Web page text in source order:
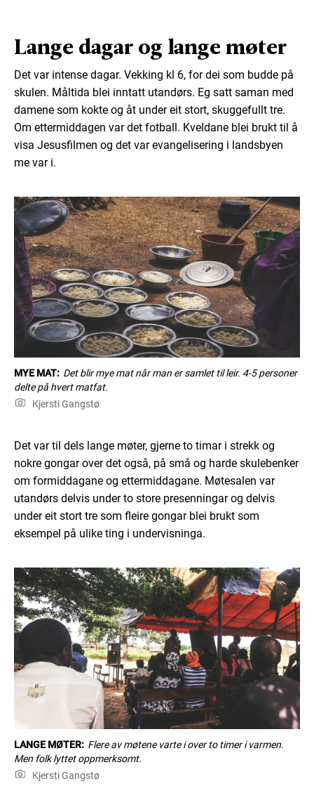
Lange dagar og lange møter
Det var intense dagar. Vekking kl 6, for dei som budde på
skulen. Måltida blei inntatt utandørs. Eg satt saman med
damene som kokte og åt under eit stort, skuggefullt tre.
Om ettermiddagen var det fotball. Kveldane blei brukt til å
visa Jesusfilmen og det var evangelisering i landsbyen
me var i.
MYE MAT: Det blir mye mat når man er samlet til leir. 4-5 personer
delte på hvert matfat.
Kjersti Gangstø
Det var til dels lange møter, gjerne to timar i strekk og
nokre gongar over det også, på små og harde skulebenker
om formiddagane og ettermiddagane. Møtesalen var
utandørs delvis under to store presenningar og delvis
under eit stort tre som fleire gongar blei brukt som
eksempel på ulike ting i undervisninga.
LANGE MØTER: Flere av møtene varte i over to timer i varmen.
Men folk lyttet oppmerksomt.
Kjersti Gangstø